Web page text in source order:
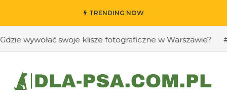
TRENDING NOW
wywołać swoje klisze fotograficzne w Warszawie? #Jak